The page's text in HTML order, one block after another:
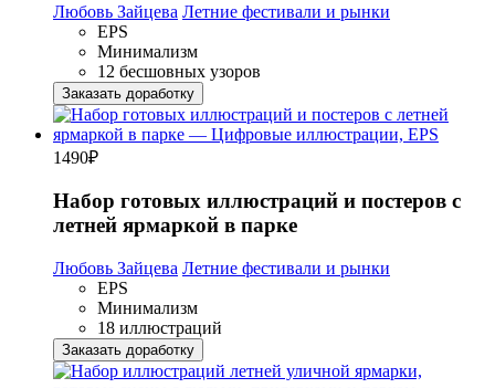
Любовь Зайцева Летние фестивали и рынки
EPS
Минимализм
12 бесшовных узоров
Заказать доработку
1490₽
Набор готовых иллюстраций и постеров с
летней ярмаркой в парке
Любовь Зайцева Летние фестивали и рынки
EPS
Минимализм
18 иллюстраций
Заказать доработку